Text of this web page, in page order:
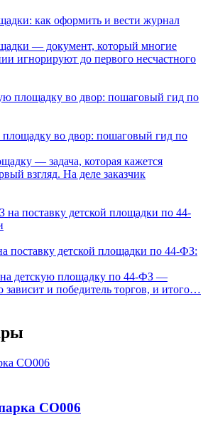
как оформить и вести журнал
— документ, который многие
игнорируют до первого несчастного
площадку во двор: пошаговый гид по
— задача, которая кажется
взгляд. На деле заказчик
поставку детской площадки по 44-ФЗ:
на детскую площадку по 44-ФЗ —
зависит и победитель торгов, и итого…
СО006